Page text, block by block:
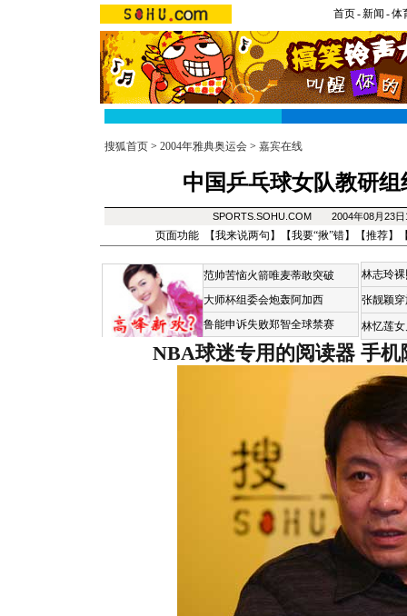
首页-新闻 -体
搜狐首页 > 2004年雅典奥运会 > 嘉宾在线
中国乒乓球女队教研
SPORTS.SOHU.COM 2004年08月23
页面功能 【我来说两句 】【我要“揪”错】【推荐】
范帅苦恼火箭唯麦蒂敢突破
大师杯组委会炮轰阿加西
鲁能申诉失败郑智全球禁赛
林志玲
张靓颖
林忆莲
NBA球迷专用的阅读器 手机